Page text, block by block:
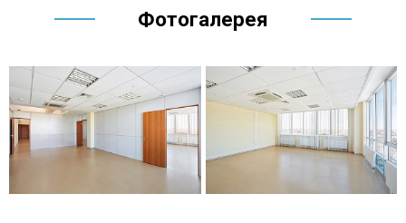
Фотогалерея